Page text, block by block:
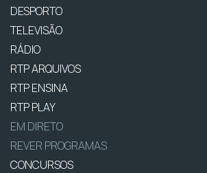
DESPORTO
TELEVISÃO
RÁDIO
RTP ARQUIVOS
RTP ENSINA
RTP PLAY
EM DIRETO
REVER PROGRAMAS
CONCURSOS